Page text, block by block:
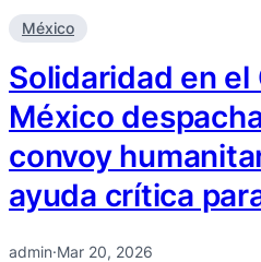
México
Solidaridad en el
México
convoy
ayuda crítica
admin·Mar 20, 2026